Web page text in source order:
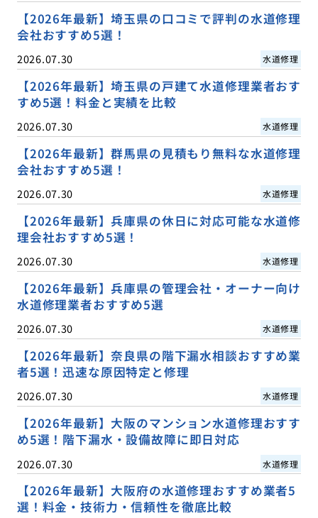
【2026年最新】埼玉県の口コミで評判の水道修理
会社おすすめ5選！
2026.07.30 水道修理
【2026年最新】埼玉県の戸建て水道修理業者おす
すめ5選！料金と実績を比較
2026.07.30 水道修理
【2026年最新】群馬県の見積もり無料な水道修理
会社おすすめ5選！
2026.07.30 水道修理
【2026年最新】兵庫県の休日に対応可能な水道修
理会社おすすめ5選！
2026.07.30 水道修理
【2026年最新】兵庫県の管理会社・オーナー向け
水道修理業者おすすめ5選
2026.07.30 水道修理
【2026年最新】奈良県の階下漏水相談おすすめ業
者5選！迅速な原因特定と修理
2026.07.30 水道修理
【2026年最新】大阪のマンション水道修理おすす
め5選！階下漏水・設備故障に即日対応
2026.07.30 水道修理
【2026年最新】大阪府の水道修理おすすめ業者5
選！料金・技術力・信頼性を徹底比較